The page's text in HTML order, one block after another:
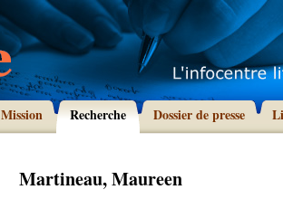
Mission Recherche Dossier de presse
Martineau, Maureen